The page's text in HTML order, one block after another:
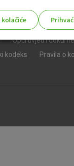
Opći uvjeti i
kodeks Pravila o